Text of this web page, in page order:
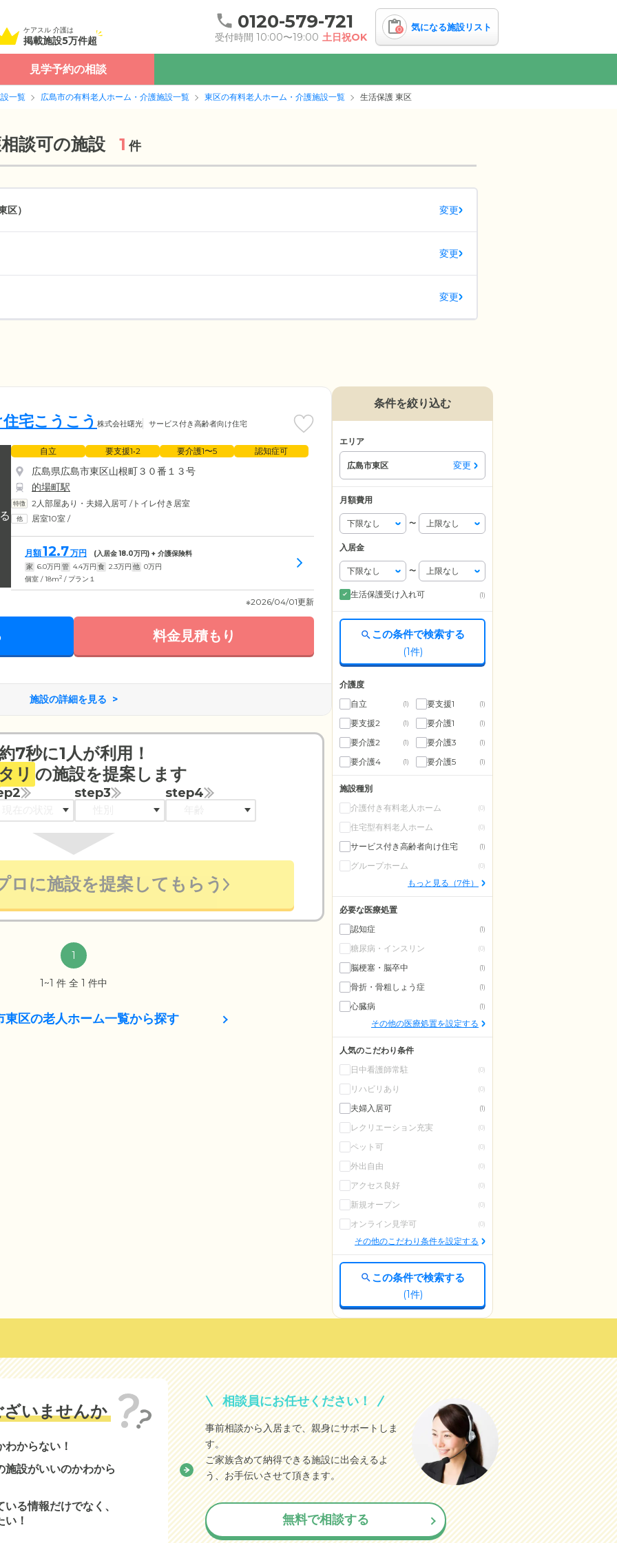
ケアスル 介護は
掲載施設5万件超
0120-579-721
受付時間 10:00〜19:00 土日祝OK
0 気になる施設リスト
見学予約の相談
一覧 広島市の有料老人ホーム・介護施設一覧 東区の有料老人ホーム・介護施設一覧 生活保護 東区
談可の施設 1 件
区） 変更
変更
変更
宅こうこう 株式会社曙光 サービス付き高齢者向け住宅
自立 要支援1•2 要介護1〜5 認知症可
広島県広島市東区山根町３０番１３号
的場町駅
2人部屋あり・夫婦入居可 /トイレ付き居室
居室10室 /
月額12.7万円 (入居金18.0万円) + 介護保険料
家 6.0万円 管 4.4万円 食 2.3万円 他 0万円
個室 / 18m2 / プラン１
※2026/04/01更新
料金見積もり
施設の詳細を見る
7秒に1人が利用！
リ の施設を提案します
step3 step4
ロに施設を提案してもらう
1
1~1 件 全 1 件中
東区の老人ホーム一覧から探す
条件を絞り込む
エリア
広島市東区 変更
月額費用
〜
入居金
〜
生活保護受け入れ可 (1)
この条件で検索する
(1件)
介護度
自立
(1) 要支援1 (1)
要支援2 (1) 要介護1 (1)
要介護2 (1) 要介護3 (1)
要介護4 (1) 要介護5 (1)
施設種別
介護付き有料老人ホーム
(0)
住宅型有料老人ホーム (0)
サービス付き高齢者向け住宅 (1)
グループホーム (0)
もっと見る（7件）
必要な医療処置
認知症
(1)
糖尿病・インスリン (0)
脳梗塞・脳卒中 (1)
骨折・骨粗しょう症 (1)
心臓病 (1)
その他の医療処置を設定する
人気のこだわり条件
日中看護師常駐
(0)
リハビリあり (0)
夫婦入居可 (1)
レクリエーション充実 (0)
ペット可 (0)
外出自由 (0)
アクセス良好 (0)
新規オープン (0)
オンライン見学可 (0)
その他のこだわり条件を設定する
この条件で検索する
(1件)
いませんか
からない！
施設がいいのかわから
る情報だけでなく、
！
相談員にお任せください！
事前相談から入居まで、親身にサポートしま
す。
ご家族含めて納得できる施設に出会えるよ
う、お手伝いさせて頂きます。
無料で相談する